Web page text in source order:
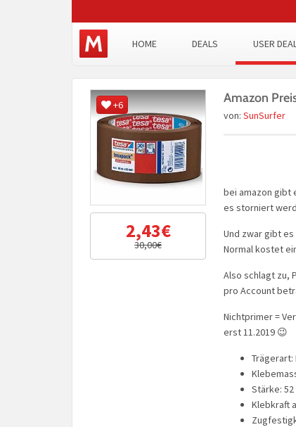
HOME DEALS USER
+6
2,43€
30,00€
Amazon
von: SunSurfer
bei amazon gibt
es storniert
Und zwar gibt es
Normal kostet
Also schlagt zu,
pro Account
Nichtprimer =
erst 11.2019 😉
Trägerart:
Stärke: 52
Klebkraft